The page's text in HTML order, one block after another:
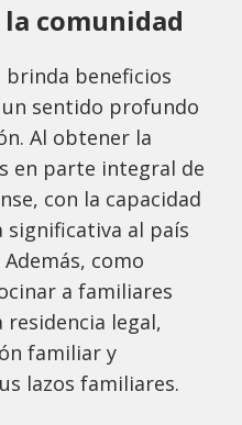
comunidad
brinda beneficios
sentido profundo
Al obtener la
en parte integral de
con la capacidad
al país
como
a familiares
legal,
familiar y
lazos familiares.